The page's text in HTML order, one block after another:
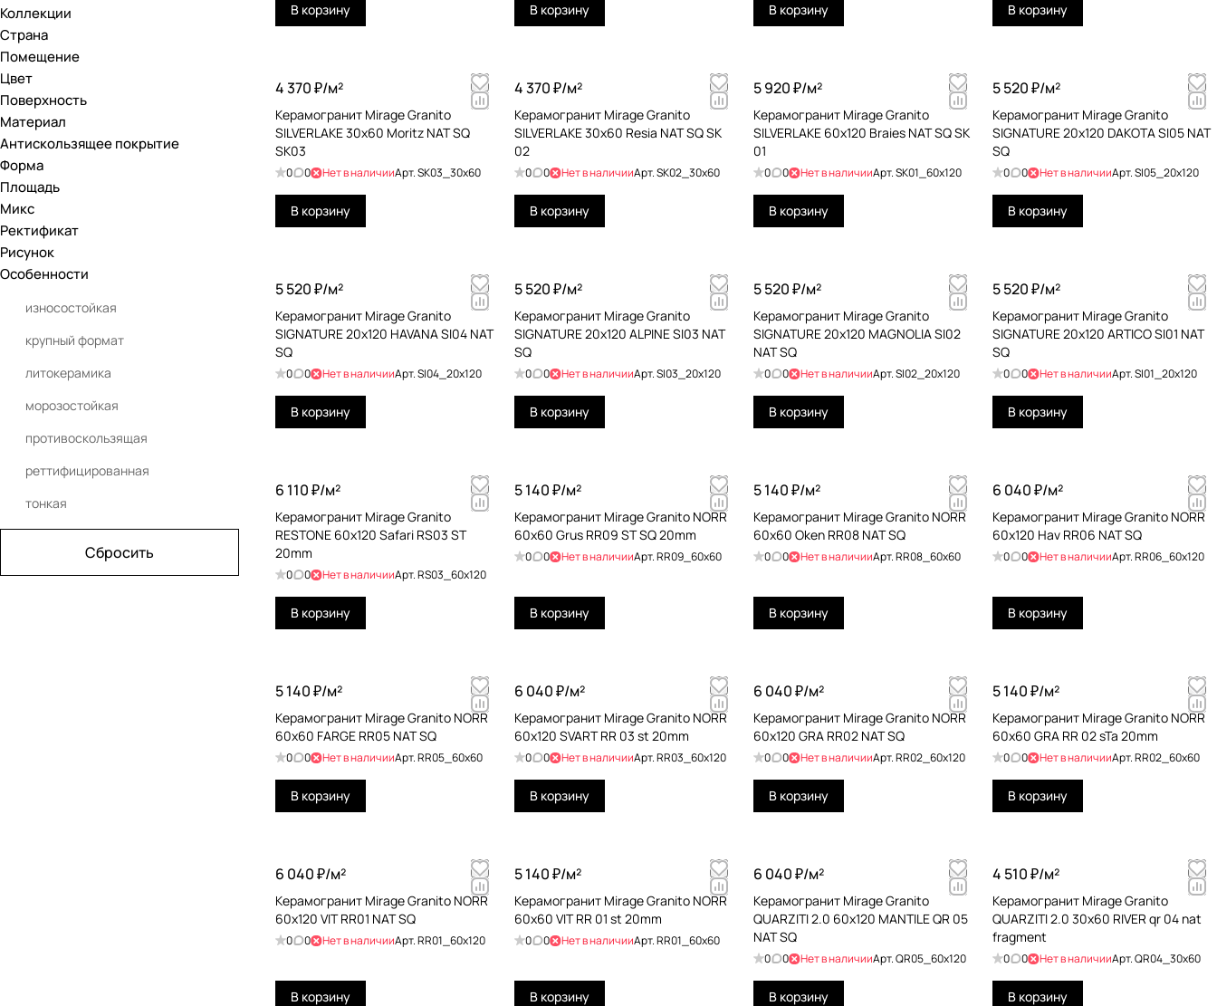
В корзину В корзину В корзину В корзину
4 370 ₽/м²
Керамогранит Mirage Granito
SILVERLAKE 30x60 Moritz NAT SQ
SK03
0 0 Нет в наличииАрт.SK03_30x60
В корзину
4 370 ₽/м²
Керамогранит Mirage Granito
SILVERLAKE 30x60 Resia NAT SQ SK
02
0 0 Нет в наличииАрт.SK02_30x60
В корзину
5 920 ₽/м²
Керамогранит Mirage Granito
SILVERLAKE 60x120 Braies NAT SQ SK
01
0 0 Нет в наличииАрт.SK01_60x120
В корзину
5 520 ₽/м²
Керамогранит Mirage Granito
SIGNATURE 20x120 DAKOTA SI05 NAT
SQ
0 0 Нет в наличииАрт.SI05_20x120
В корзину
5 520 ₽/м²
Керамогранит Mirage Granito
SIGNATURE 20x120 HAVANA SI04 NAT
SQ
0 0 Нет в наличииАрт.SI04_20x120
В корзину
5 520 ₽/м²
Керамогранит Mirage Granito
SIGNATURE 20x120 ALPINE SI03 NAT
SQ
0 0 Нет в наличииАрт.SI03_20x120
В корзину
5 520 ₽/м²
Керамогранит Mirage Granito
SIGNATURE 20x120 MAGNOLIA SI02
NAT SQ
0 0 Нет в наличииАрт.SI02_20x120
В корзину
5 520 ₽/м²
Керамогранит Mirage Granito
SIGNATURE 20x120 ARTICO SI01 NAT
SQ
0 0 Нет в наличииАрт.SI01_20x120
В корзину
6 110 ₽/м²
Керамогранит Mirage Granito
RESTONE 60x120 Safari RS03 ST
20mm
0 0 Нет в наличииАрт.RS03_60x120
В корзину
5 140 ₽/м²
Керамогранит Mirage Granito NORR
60x60 Grus RR09 ST SQ 20mm
0 0 Нет в наличииАрт.RR09_60x60
В корзину
5 140 ₽/м²
Керамогранит Mirage Granito NORR
60x60 Oken RR08 NAT SQ
0 0 Нет в наличииАрт.RR08_60x60
В корзину
6 040 ₽/м²
Керамогранит Mirage Granito NORR
60x120 Hav RR06 NAT SQ
0 0 Нет в наличииАрт.RR06_60x120
В корзину
5 140 ₽/м²
Керамогранит Mirage Granito NORR
60x60 FARGE RR05 NAT SQ
0 0 Нет в наличииАрт.RR05_60x60
В корзину
6 040 ₽/м²
Керамогранит Mirage Granito NORR
60x120 SVART RR 03 st 20mm
0 0 Нет в наличииАрт.RR03_60x120
В корзину
6 040 ₽/м²
Керамогранит Mirage Granito NORR
60x120 GRA RR02 NAT SQ
0 0 Нет в наличииАрт.RR02_60x120
В корзину
5 140 ₽/м²
Керамогранит Mirage Granito NORR
60x60 GRA RR 02 sTa 20mm
0 0 Нет в наличииАрт.RR02_60x60
В корзину
6 040 ₽/м²
Керамогранит Mirage Granito NORR
60x120 VIT RR01 NAT SQ
0 0 Нет в наличииАрт.RR01_60x120
В корзину
5 140 ₽/м²
Керамогранит Mirage Granito NORR
60x60 VIT RR 01 st 20mm
0 0 Нет в наличииАрт.RR01_60x60
В корзину
6 040 ₽/м²
Керамогранит Mirage Granito
QUARZITI 2.0 60x120 MANTILE QR 05
NAT SQ
0 0 Нет в наличииАрт.QR05_60x120
В корзину
4 510 ₽/м²
Керамогранит Mirage Granito
QUARZITI 2.0 30x60 RIVER qr 04 nat
fragment
0 0 Нет в наличииАрт.QR04_30x60
В корзину
Arcana
Art Natura Ceramica
Artkera Group
Atlas Concorde
Azteca
Azulev
Bestile
Brennero
Caesar Ceramiche
Casa Dolce Casa
Casalgrande Padana
Cedit
Ceracasa
Cerim
Cerpa Ceramica
Cir
Coliseumgres
Коллекции
Страна
Помещение
Цвет
Поверхность
Материал
Антискользящее покрытие
Форма
Площадь
Микс
Ректификат
Рисунок
Особенности
износостойкая
крупный формат
литокерамика
морозостойкая
противоскользящая
реттифицированная
тонкая
Сбросить